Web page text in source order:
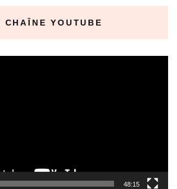
CHAÎNE YOUTUBE
48:15